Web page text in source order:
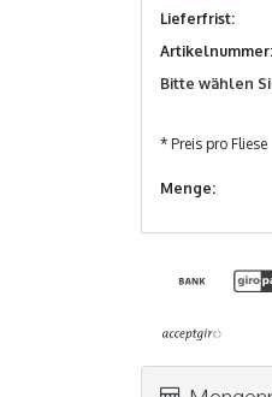
Lieferfrist:
Bitte wählen
* Preis pro Fliese
Menge: